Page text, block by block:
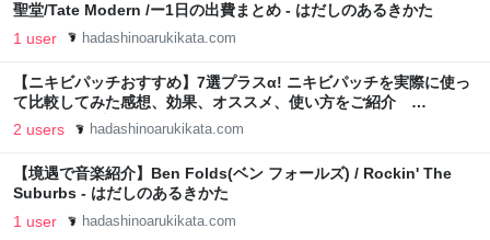
聖堂/Tate Modern ​/ー1日の出費まとめ - はだしのあるきかた
1 user hadashinoarukikata.com
【ニキビパッチおすすめ】7選プラスα! ニキビパッチを実際に使っ
て比較してみた感想、効果、オススメ、使い方をご紹介
※2022/2/4更新 - はだしのあるきかた
2 users hadashinoarukikata.com
【境遇で音楽紹介】Ben Folds(ベン フォールズ) / Rockin' The
Suburbs - はだしのあるきかた
1 user hadashinoarukikata.com